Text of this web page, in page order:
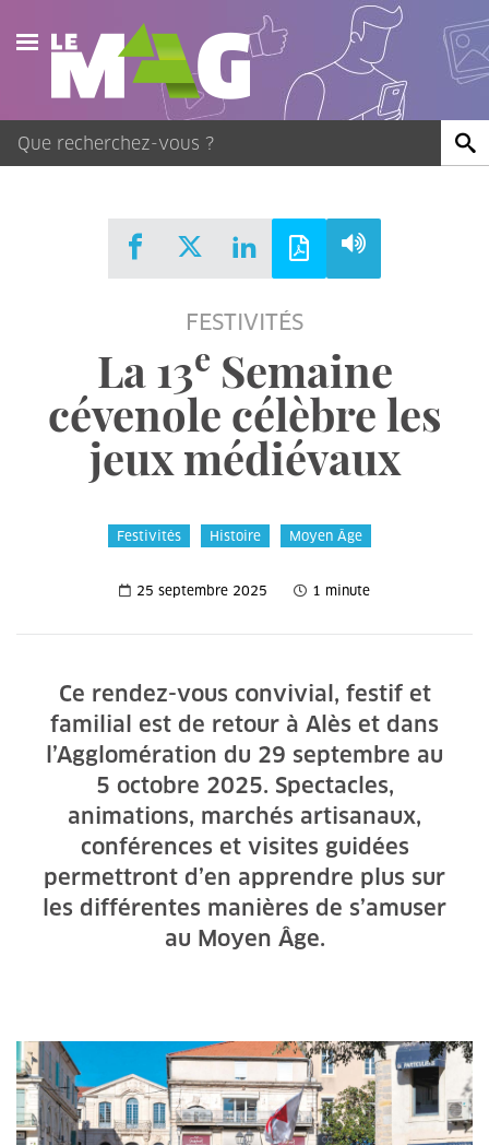
Actualités
Agenda
Publications
FESTIVITÉS
La 13e Semaine
cévenole célèbre les
jeux médiévaux
Festivités Histoire Moyen Âge
25 septembre 2025 1 minute
Ce rendez-vous convivial, festif et
familial est de retour à Alès et dans
l’Agglomération du 29 septembre au
5 octobre 2025. Spectacles,
animations, marchés artisanaux,
conférences et visites guidées
permettront d’en apprendre plus sur
les différentes manières de s’amuser
au Moyen Âge.